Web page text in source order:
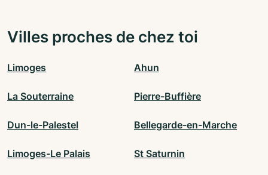
Villes proches de chez toi
Limoges Ahun
La Souterraine Pierre-Buffière
Dun-le-Palestel Bellegarde-en-Marche
Limoges-Le Palais St Saturnin